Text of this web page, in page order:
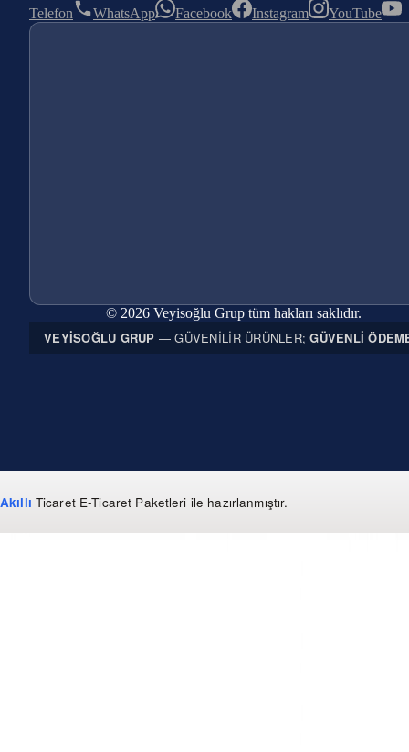
Telefon WhatsApp Facebook Instagram YouTube
© 2026 Veyisoğlu Grup tüm hakları saklıdır.
VEYISOĞLU GRUP — GÜVENILIR ÜRÜNLER;GÜVENLI
Akıllı Ticaret E-Ticaret Paketleri ile hazırlanmıştır.